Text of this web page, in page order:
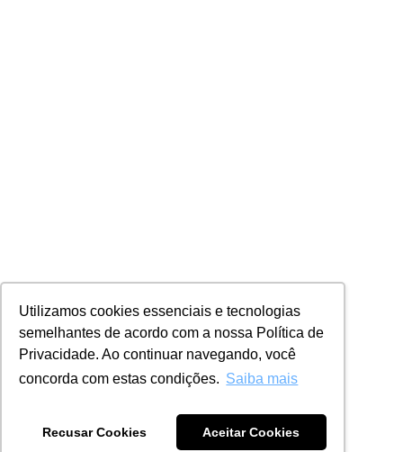
Utilizamos cookies essenciais e tecnologias
semelhantes de acordo com a nossa Política de
Privacidade. Ao continuar navegando, você
concorda com estas condições. Saiba mais
Recusar Cookies Aceitar Cookies